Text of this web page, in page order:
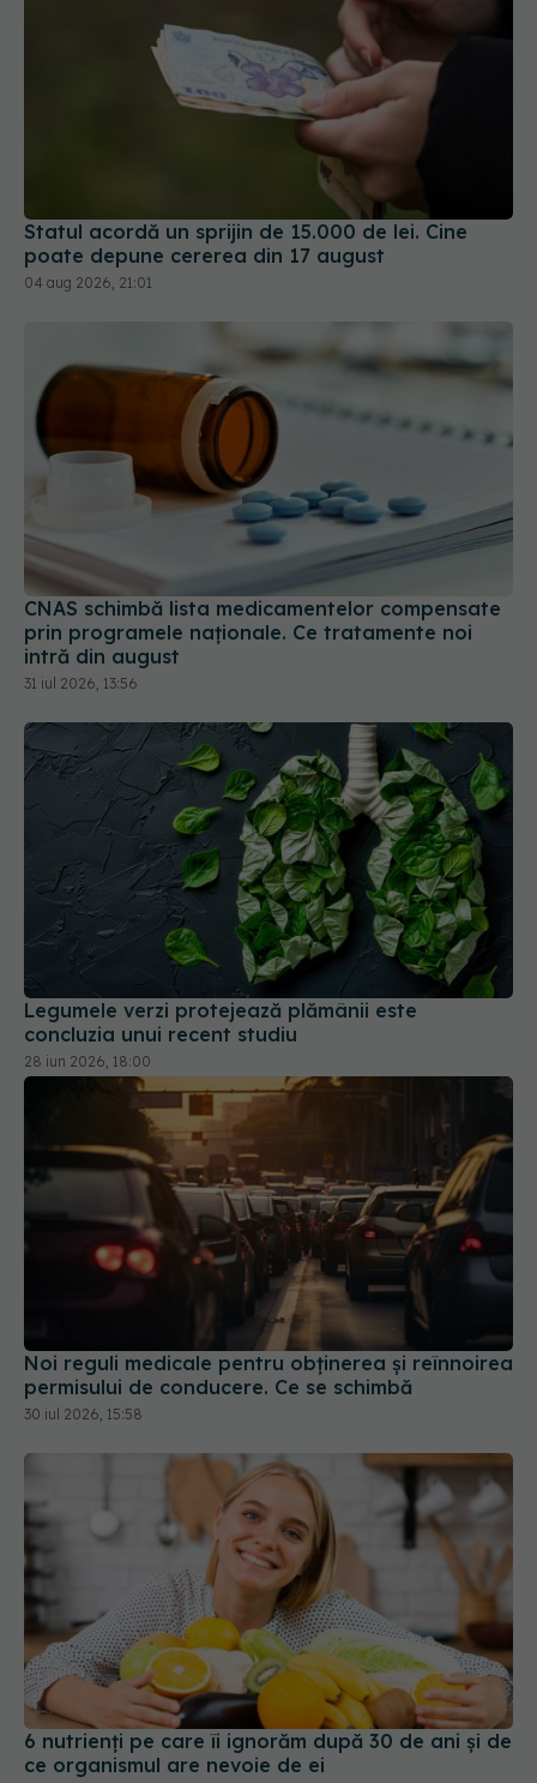
Statul acordă un sprijin de 15.000 de lei. Cine
poate depune cererea din 17 august
04 aug 2026, 21:01
CNAS schimbă lista medicamentelor compensate
prin programele naționale. Ce tratamente noi
intră din august
31 iul 2026, 13:56
Legumele verzi protejează plămânii este
concluzia unui recent studiu
28 iun 2026, 18:00
Noi reguli medicale pentru obținerea și reînnoirea
permisului de conducere. Ce se schimbă
30 iul 2026, 15:58
6 nutrienți pe care îi ignorăm după 30 de ani și de
ce organismul are nevoie de ei